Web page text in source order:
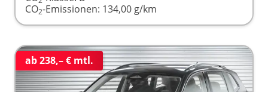
CO2-Emissionen: 134,00 g/km
ab 238,– € mtl.